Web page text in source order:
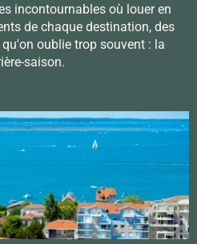
incontournables où louer en
de chaque destination, des
oublie trop souvent : la
saison.